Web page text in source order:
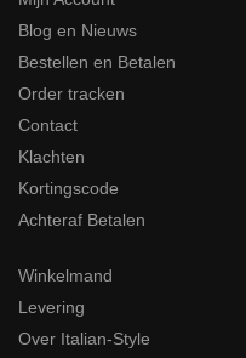
Blog en Nieuws
Bestellen en Betalen
Order tracken
Contact
Klachten
Kortingscode
Achteraf Betalen
Winkelmand
Levering
Over Italian-Style